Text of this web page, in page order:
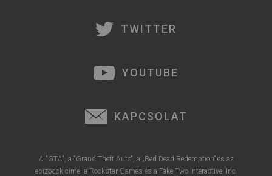
TWITTER
YOUTUBE
KAPCSOLAT
A "GTA", a "Grand Theft Auto", a „Red Dead Redemption” és az
epizódok címei a Rockstar Games és a Take-Two Interactive, Inc.